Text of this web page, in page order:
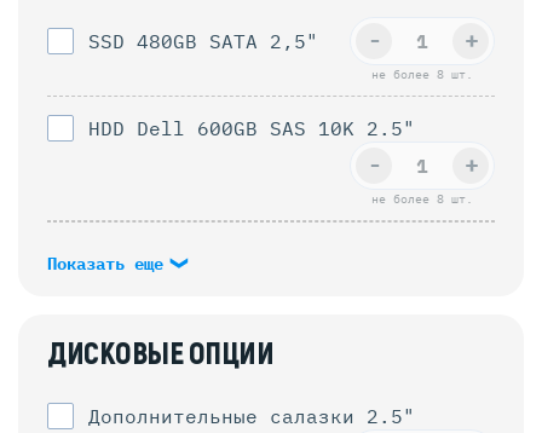
SSD 480GB SATA 2,5"
не более 8 шт.
+
-
HDD Dell 600GB SAS 10K 2.5"
не более 8 шт.
+
-
Показать еще
ДИСКОВЫЕ ОПЦИИ
Дополнительные салазки 2.5"